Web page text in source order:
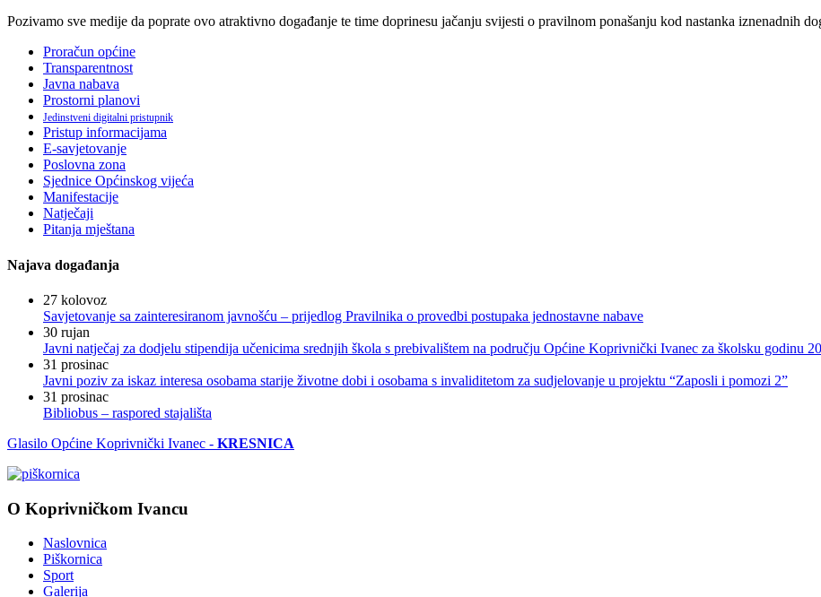
Pozivamo sve medije da poprate ovo atraktivno događanje te time doprinesu jačanju svijesti o pravilnom ponašanju kod nastanka iznenadnih
Proračun općine
Transparentnost
Javna nabava
Prostorni planovi
Jedinstveni digitalni pristupnik
Pristup informacijama
E-savjetovanje
Poslovna zona
Sjednice Općinskog vijeća
Manifestacije
Natječaji
Pitanja mještana
Najava događanja
27 kolovoz
Savjetovanje sa zainteresiranom javnošću – prijedlog Pravilnika o provedbi postupaka jednostavne nabave
30 rujan
Javni natječaj za dodjelu stipendija učenicima srednjih škola s prebivalištem na području Općine Koprivnički Ivanec za školsku godinu
31 prosinac
Javni poziv za iskaz interesa osobama starije životne dobi i osobama s invaliditetom za sudjelovanje u projektu “Zaposli i pomozi 2”
31 prosinac
Bibliobus – raspored stajališta
Glasilo Općine Koprivnički Ivanec - KRESNICA
O Koprivničkom Ivancu
Naslovnica
Piškornica
Sport
Galerija